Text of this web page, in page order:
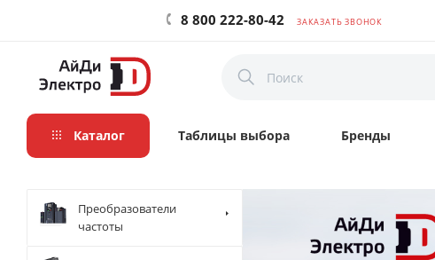
8 800 222-80-42 ЗАКАЗАТЬ ЗВОНОК
Каталог Таблицы выбора Бренды
Преобразователи
частоты